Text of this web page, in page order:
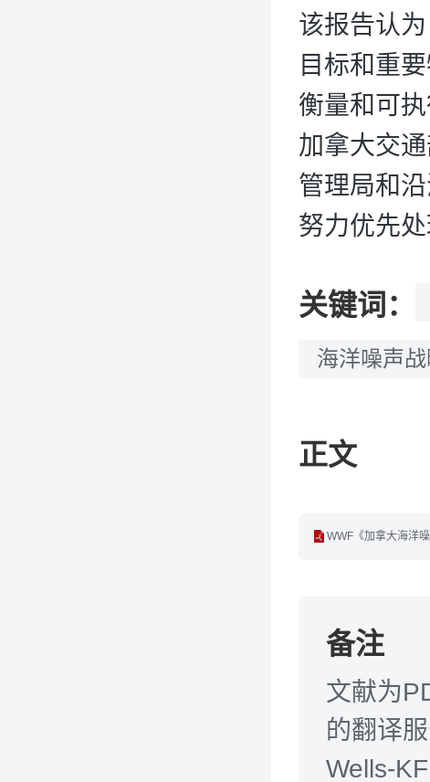
该报告认
目标和重
衡量和可
加拿大交
管理局和
努力优先处
关键词：
海洋噪声
正文
WWF《加拿大海洋
备注
文献为
的翻译
Wells-